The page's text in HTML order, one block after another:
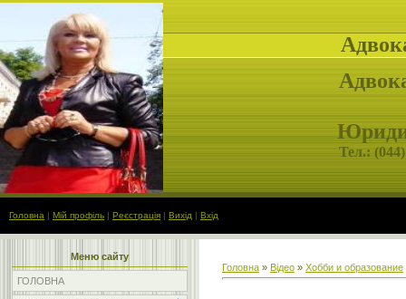
Тел.: (
Головна | Мій профіль | Реєстрація | Вихід | Вхід
Меню сайту
ГОЛОВНА
Головна » Відео » Хобби и образование